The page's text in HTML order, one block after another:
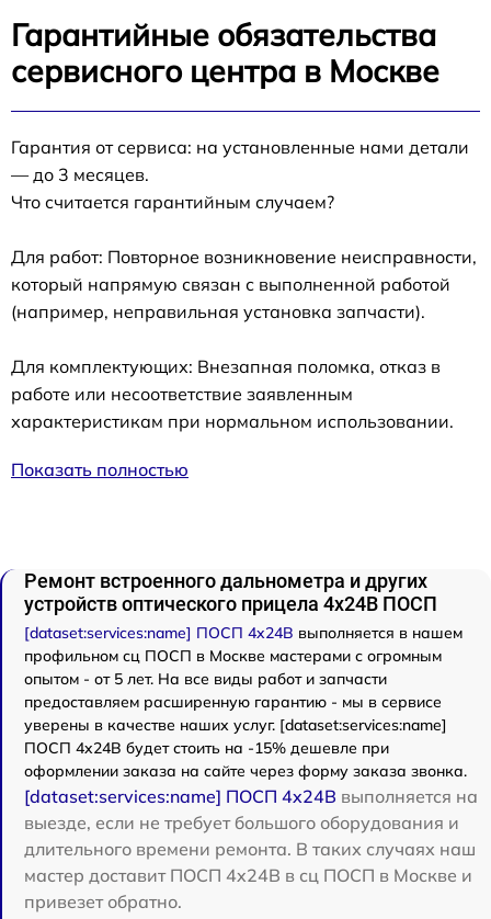
Гарантийные обязательства
сервисного центра в Москве
Гарантия от сервиса: на установленные нами детали
— до 3 месяцев.
Что считается гарантийным случаем?
Для работ: Повторное возникновение неисправности,
который напрямую связан с выполненной работой
(например, неправильная установка запчасти).
Для комплектующих: Внезапная поломка, отказ в
работе или несоответствие заявленным
характеристикам при нормальном использовании.
Показать полностью
Ремонт встроенного дальнометра и других
устройств оптического прицела 4x24B ПОСП
[dataset:services:name] ПОСП 4x24B выполняется в нашем
профильном сц ПОСП в Москве мастерами с огромным
опытом - от 5 лет. На все виды работ и запчасти
предоставляем расширенную гарантию - мы в сервисе
уверены в качестве наших услуг. [dataset:services:name]
ПОСП 4x24B будет стоить на -15% дешевле при
оформлении заказа на сайте через форму заказа звонка.
[dataset:services:name] ПОСП 4x24B выполняется на
выезде, если не требует большого оборудования и
длительного времени ремонта. В таких случаях наш
мастер доставит ПОСП 4x24B в сц ПОСП в Москве и
привезет обратно.